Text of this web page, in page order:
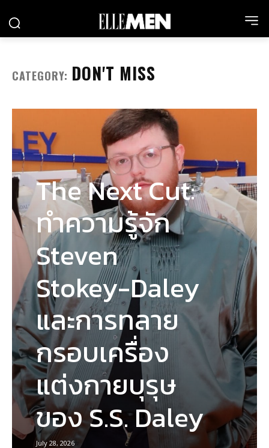
CATEGORY: DON'T MISS
The Next Cut:
ทำความรู้จัก
Steven
Stokey-Daley
และการทลาย
กรอบเครื่อง
แต่งกายบุรุษ
ของ S.S. Daley
July 28, 2026